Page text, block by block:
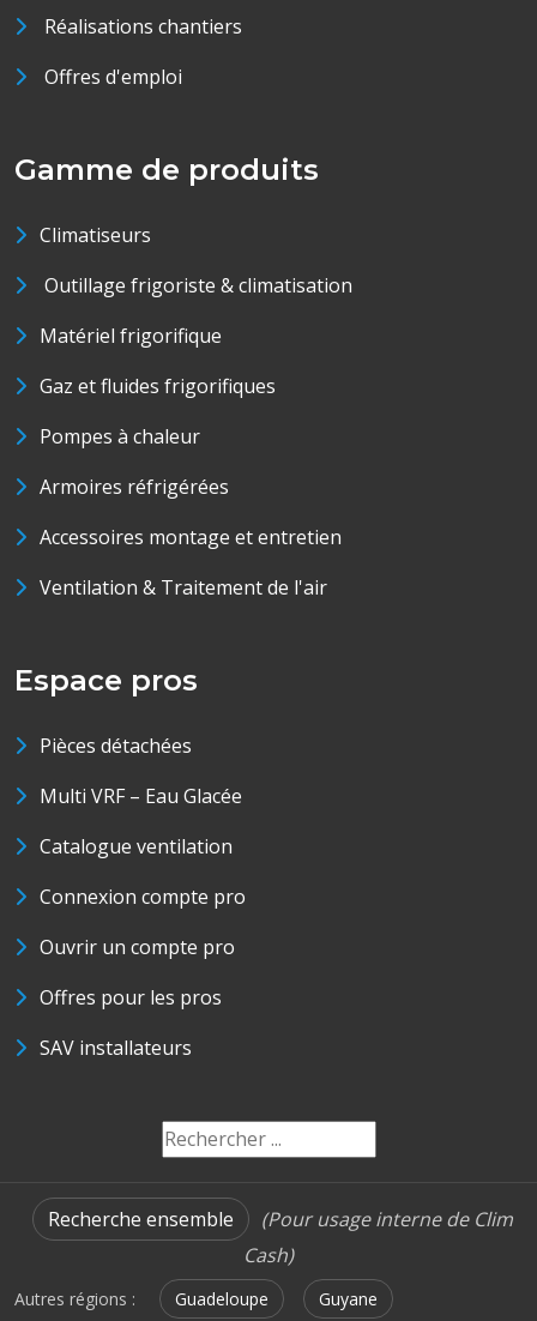
Réalisations chantiers
Offres d'emploi
Gamme de produits
Climatiseurs
Outillage frigoriste & climatisation
Matériel frigorifique
Gaz et fluides frigorifiques
Pompes à chaleur
Armoires réfrigérées
Accessoires montage et entretien
Ventilation & Traitement de l'air
Espace pros
Pièces détachées
Multi VRF – Eau Glacée
Catalogue ventilation
Connexion compte pro
Ouvrir un compte pro
Offres pour les pros
SAV installateurs
Recherche ensemble
(Pour usage interne de Clim
Cash)
Autres régions : Guadeloupe Guyane